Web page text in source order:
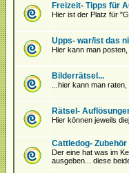
Freizeit- Tipps für
Hier ist der Platz für
Upps- war/ist das
Hier kann man
Bilderrätsel...
...hier kann man
Rätsel-
Hier können jeweils
Cattledog-
Der eine hat was im
ausgeben... diese